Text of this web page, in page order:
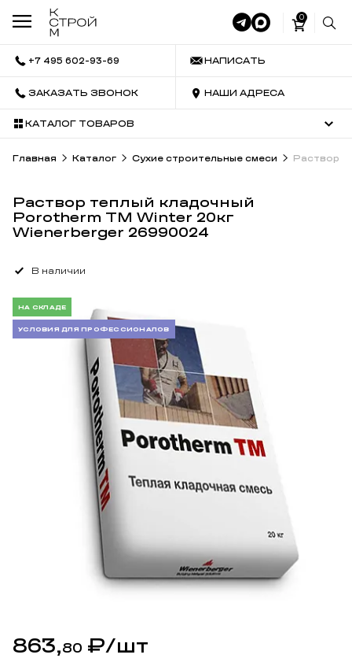
0
+7 495 602-93-69 НАПИСАТЬ
ЗАКАЗАТЬ ЗВОНОК НАШИ АДРЕСА
КАТАЛОГ ТОВАРОВ
Главная Каталог Сухие строительные смеси Раствор
Раствор теплый кладочный
Porotherm TM Winter 20кг
Wienerbergеr 26990024
В наличии
НА СКЛАДЕ
УСЛОВИЯ ДЛЯ ПРОФЕССИОНАЛОВ
863,80 ₽/шт